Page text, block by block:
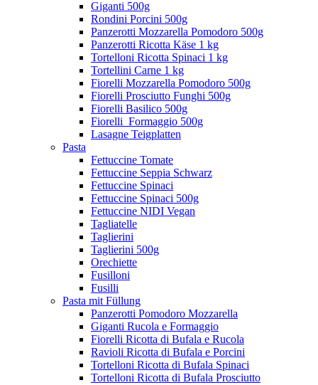
Giganti 500g
Rondini Porcini 500g
Panzerotti Mozzarella Pomodoro 500g
Panzerotti Ricotta Käse 1 kg
Tortelloni Ricotta Spinaci 1 kg
Tortellini Carne 1 kg
Fiorelli Mozzarella Pomodoro 500g
Fiorelli Prosciutto Funghi 500g
Fiorelli Basilico 500g
Fiorelli_Formaggio 500g
Lasagne Teigplatten
Pasta
Fettuccine Tomate
Fettuccine Seppia Schwarz
Fettuccine Spinaci
Fettuccine Spinaci 500g
Fettuccine NIDI Vegan
Tagliatelle
Taglierini
Taglierini 500g
Orechiette
Fusilloni
Fusilli
Pasta mit Füllung
Panzerotti Pomodoro Mozzarella
Giganti Rucola e Formaggio
Fiorelli Ricotta di Bufala e Rucola
Ravioli Ricotta di Bufala e Porcini
Tortelloni Ricotta di Bufala Spinaci
Tortelloni Ricotta di Bufala Prosciutto